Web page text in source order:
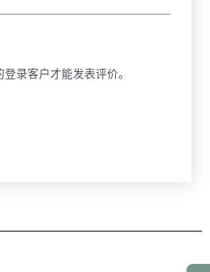
录客户才能发表评价。